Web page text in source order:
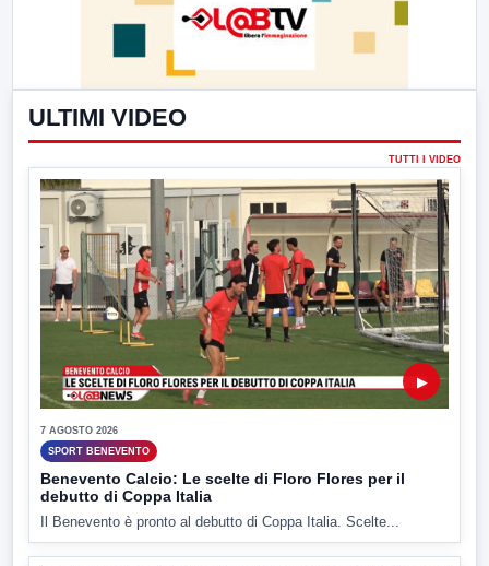
ULTIMI VIDEO
TUTTI I VIDEO
▶
7 AGOSTO 2026
SPORT BENEVENTO
Benevento Calcio: Le scelte di Floro Flores per il
debutto di Coppa Italia
Il Benevento è pronto al debutto di Coppa Italia. Scelte...